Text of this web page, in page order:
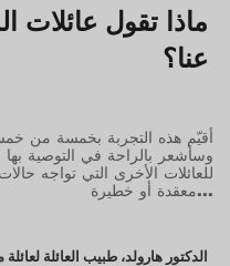
ماذا تقول عائلات
عنا؟
أقيّم هذه التجربة بخمسة من
وسأشعر بالراحة في التوصية بها
للعائلات الأخرى التي تواجه حالات
معقدة أو خطيرة...
- الدكتور هارولد، طبيب العائلة